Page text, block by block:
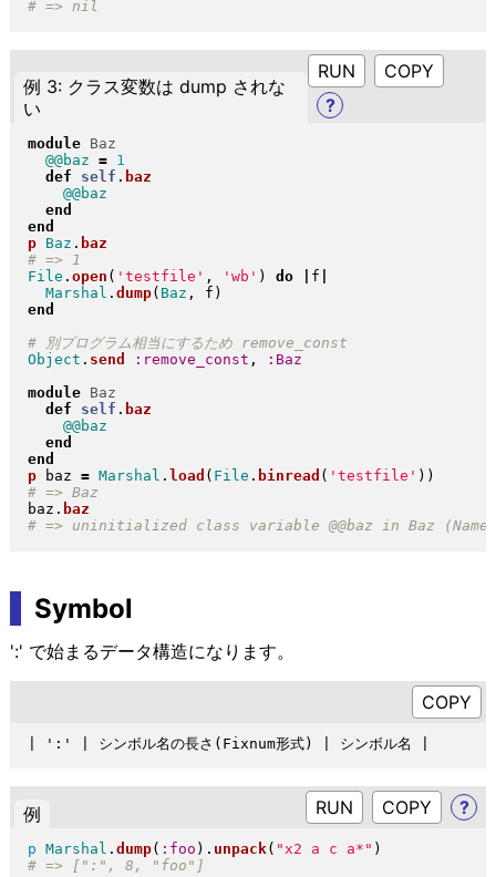
例 3: クラス変数は dump されな
い
RUN
?
module
Baz
@@baz =
1
def
self . baz
@@baz
end
end
p
Baz . baz
File . open ( 'testfile' , 'wb' ) do f
Marshal . dump( Baz , f )
end
Object . send :remove_const ,
:Baz
module
Baz
def
self . baz
@@baz
end
end
p baz = Marshal . load ( File . binread ( 'testfile' ) )
baz . baz
Symbol
':' で始まるデータ構造になります。
例 RUN ?
p Marshal . dump( :foo ) . unpack( "x2 a c a* " )